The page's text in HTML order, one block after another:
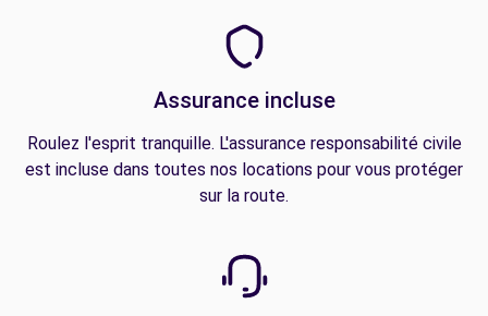
Assurance incluse
Roulez l'esprit tranquille. L'assurance responsabilité civile
est incluse dans toutes nos locations pour vous protéger
sur la route.